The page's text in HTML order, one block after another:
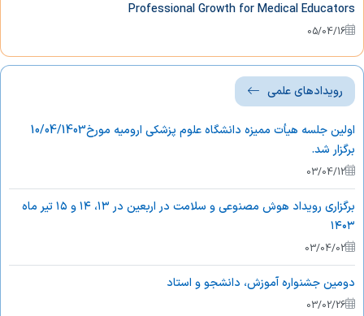
Professional Growth for Medical Educators
05/04/16
رویدادهای علمی
اولین جلسه هیأت ممیزه دانشگاه علوم پزشکی ارومیه مورخ10/04/1403
برگزار شد.
03/04/12
برگزاری رویداد هوش مصنوعی و سلامت در اربعین در ۱۳، ۱۴ و ۱۵ تیر ماه
۱۴۰۳
03/04/02
دومین جشنواره آموزش، دانشجو و استاد
03/02/26